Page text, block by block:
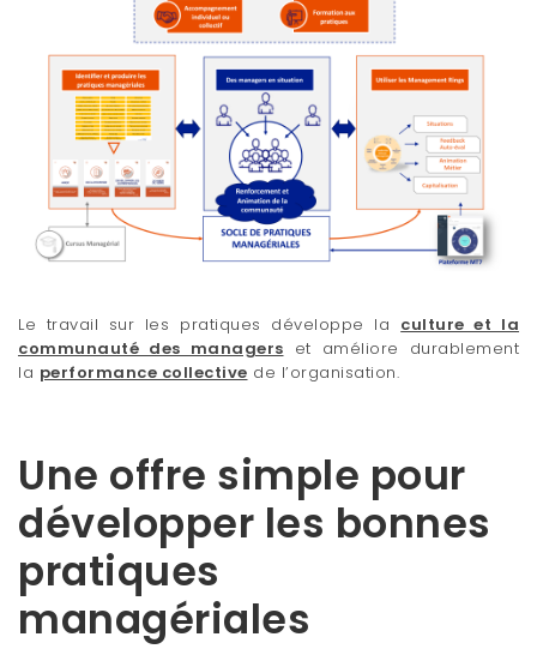
Le travail sur les pratiques développe la culture et la
communauté des managers et améliore durablement
la performance collective de l’organisation.
Une offre simple pour
développer les bonnes
pratiques
managériales